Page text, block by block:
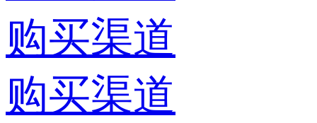
购买渠道
购买渠道